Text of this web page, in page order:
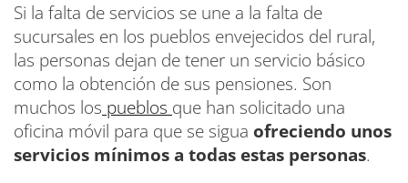
Si la falta de servicios se une a la falta de
sucursales en los pueblos envejecidos del rural,
las personas dejan de tener un servicio básico
como la obtención de sus pensiones. Son
muchos los pueblos que han solicitado una
oficina móvil para que se sigua ofreciendo unos
servicios mínimos a todas estas personas.